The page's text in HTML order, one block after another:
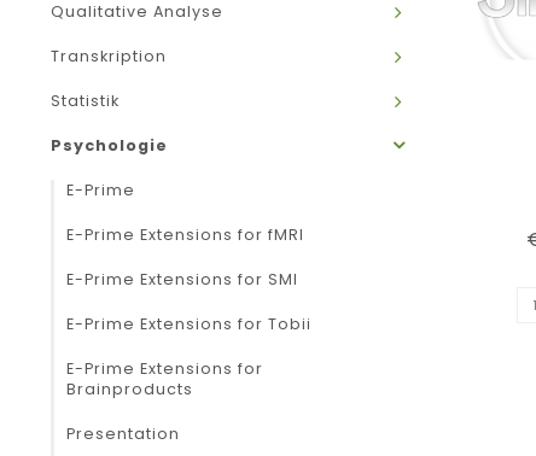
Qualitative Analyse
Transkription
Statistik
Psychologie
E-Prime
E-Prime Extensions for fMRI
E-Prime Extensions for SMI
E-Prime Extensions for Tobii
E-Prime Extensions for
Brainproducts
Presentation